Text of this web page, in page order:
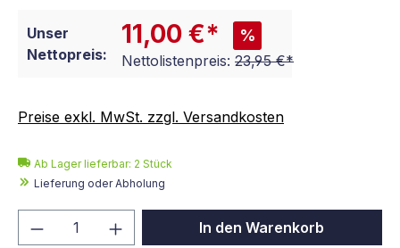
Unser
Nettopreis:
11,00 €* %
Nettolistenpreis: 23,95 €*
Preise exkl. MwSt. zzgl. Versandkosten
Ab Lager lieferbar: 2 Stück
Lieferung oder Abholung
Produkt Anzahl: Gib denIn den Warenkorb